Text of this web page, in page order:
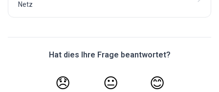
Netz
Hat dies Ihre Frage beantwortet?
😞 😐 😊